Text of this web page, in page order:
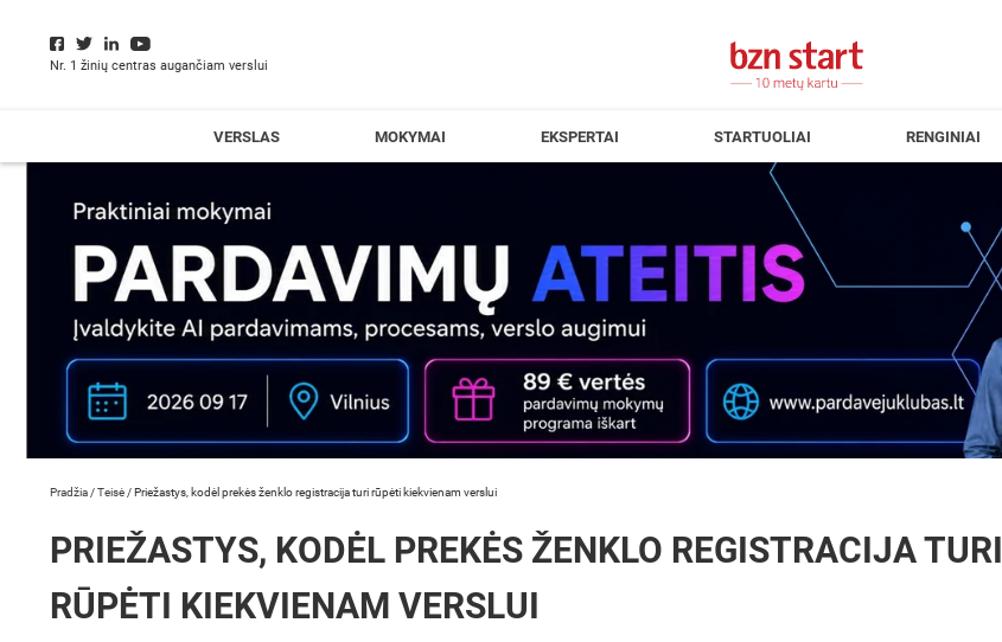
Nr. 1 žinių centras augančiam verslui
VERSLAS MOKYMAI EKSPERTAI STARTUOLIAI RENGINIAI
Pradžia /Teisė /Priežastys, kodėl prekės ženklo registracija turi rūpėti kiekvienam verslui
PRIEŽASTYS, KODĖL PREKĖS ŽENKLO REGISTRACIJA TURI
RŪPĖTI KIEKVIENAM VERSLUI